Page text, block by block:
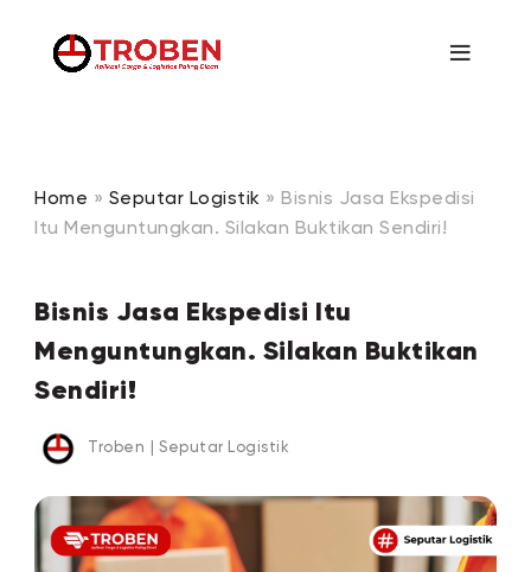
Home » Seputar Logistik »Bisnis Jasa Ekspedisi
Itu Menguntungkan. Silakan Buktikan Sendiri!
Bisnis Jasa Ekspedisi Itu
Menguntungkan. Silakan Buktikan
Sendiri!
Troben Seputar Logistik